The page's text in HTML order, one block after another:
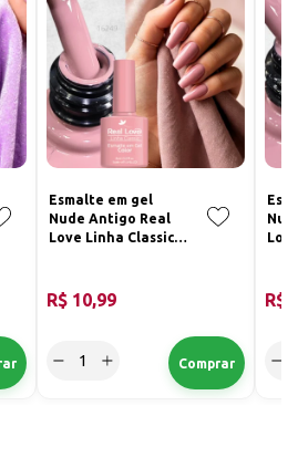
Esmalte em gel
Nude Antigo Real
Love Linha Classic
R$ 10,99 R$